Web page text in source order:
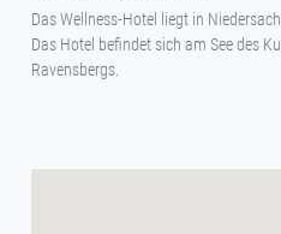
Das Wellness-Hotel liegt in
Das Hotel befindet sich am See des
Ravensbergs.